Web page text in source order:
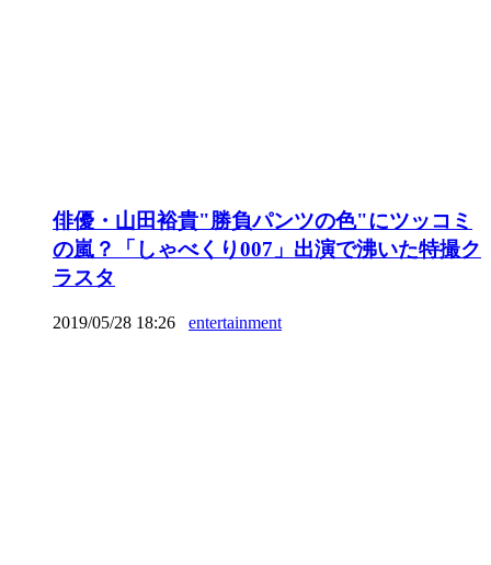
俳優・山田裕貴"勝負パンツの色"にツッコミ
の嵐？「しゃべくり007」出演で沸いた特撮ク
ラスタ
2019/05/28 18:26 entertainment